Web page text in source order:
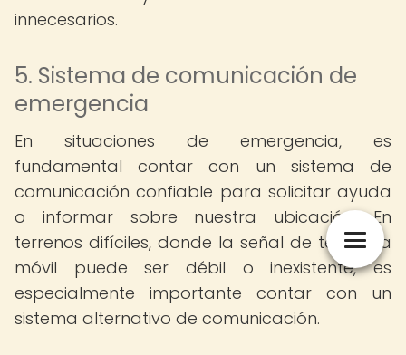
innecesarios.
5. Sistema de comunicación de
emergencia
En situaciones de emergencia, es
fundamental contar con un sistema de
comunicación confiable para solicitar ayuda
o informar sobre nuestra ubicación. En
terrenos difíciles, donde la señal de telefonía
móvil puede ser débil o inexistente, es
especialmente importante contar con un
sistema alternativo de comunicación.